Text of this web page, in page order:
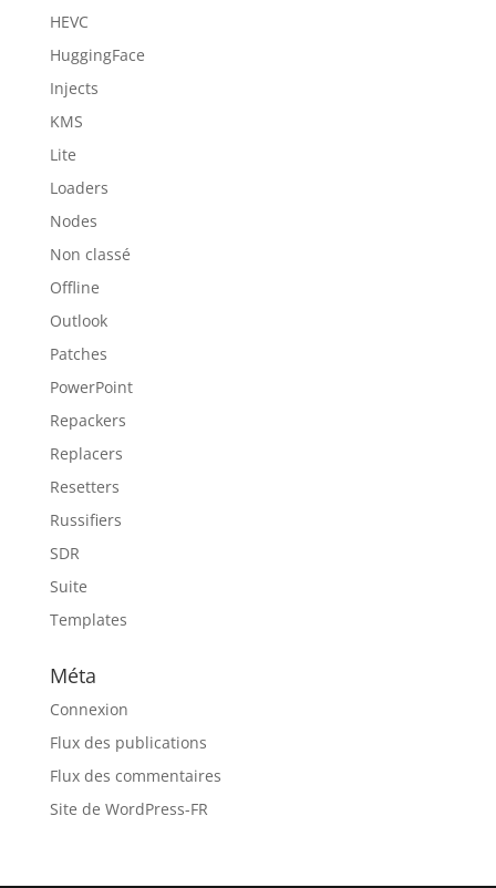
HEVC
HuggingFace
Injects
KMS
Lite
Loaders
Nodes
Non classé
Offline
Outlook
Patches
PowerPoint
Repackers
Replacers
Resetters
Russifiers
SDR
Suite
Templates
Méta
Connexion
Flux des publications
Flux des commentaires
Site de WordPress-FR